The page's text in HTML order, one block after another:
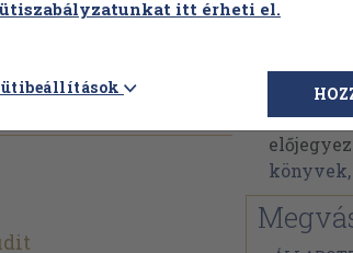
Ivo
Ivo
itt érheti el.